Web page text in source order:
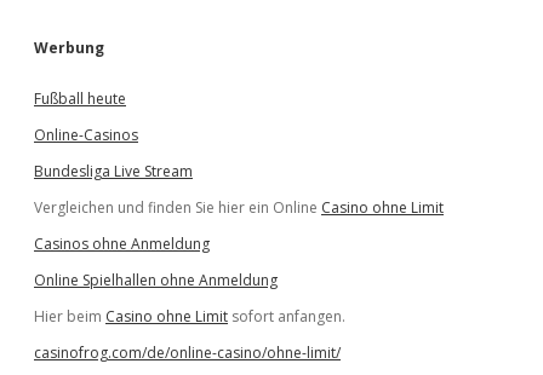
Werbung
Fußball heute
Online-Casinos
Bundesliga Live Stream
Vergleichen und finden Sie hier ein Online Casino ohne Limit
Casinos ohne Anmeldung
Online Spielhallen ohne Anmeldung
Hier beim Casino ohne Limit sofort anfangen.
casinofrog.com/de/online-casino/ohne-limit/